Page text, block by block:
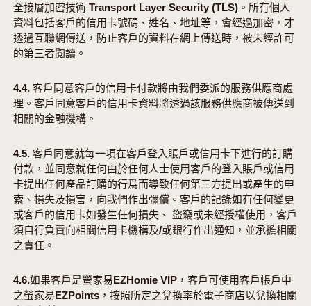
全接層加密技術 Transport Layer Security (TLS)。所有個人
資料包括客戶的信用卡號碼、姓名、地址等，會經過加密，才
透過互聯網傳送，防止客戶的資料在網上傳送時，被未經許可
的第三者閱讀。
4.4. 客戶同意客戶的信用卡付款將由我們委派的服務供應商處
理。客戶同意客戶的信用卡資料將透過該服務供應商被傳送到
相關的金融機構。
4.5. 客戶同意就每一項在客戶登入賬戶或信用卡下進行的訂購
付款，並同意就任何由於任何人士使用客戶的登入賬戶或信用
卡提出任何產品訂購的行爲而導致任何第三方提出或產生的申
索、損失及損害，向我們作出彌償。客戶的記錄如有任何變更
或客戶的信用卡如發生任何損失、 盜竊或未經授權使用，客戶
須自行負責向相關信用卡機構及/或銀行作出通知，並承擔相關
之責任。
4.6.如果客戶是螢家易EZHomie VIP，客戶可使用客戶帳戶中
之螢家易EZPoints，按照所定之兌換率於電子商店以兌換相關